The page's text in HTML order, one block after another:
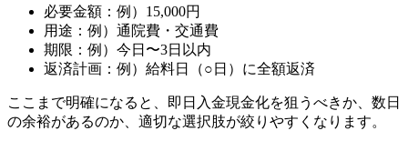
必要金額：例）15,000円
用途：例）通院費・交通費
期限：例）今日〜3日以内
返済計画：例）給料日（○日）に全額返済
ここまで明確になると、即日入金現金化を狙うべきか、数日
の余裕があるのか、適切な選択肢が絞りやすくなります。